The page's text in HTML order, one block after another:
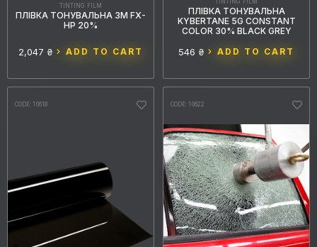
TINTING FILM
ПЛІВКА ТОНУВАЛЬНА 3M FX-
HP 20%
2,047 ₴ ADD TO CART
TINTING FILM
ПЛІВКА ТОНУВАЛЬНА
KYBERTANE 5G CONSTANT
COLOR 30% BLACK GREY
546 ₴ ADD TO CART
CODE: 10618 CODE: 10622